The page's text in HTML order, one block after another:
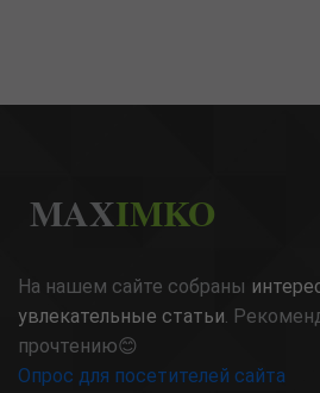
MAXIMKO
На нашем сайте собраны
увлекательные статьи.
прочтению😊
Опрос для посетителей сайта